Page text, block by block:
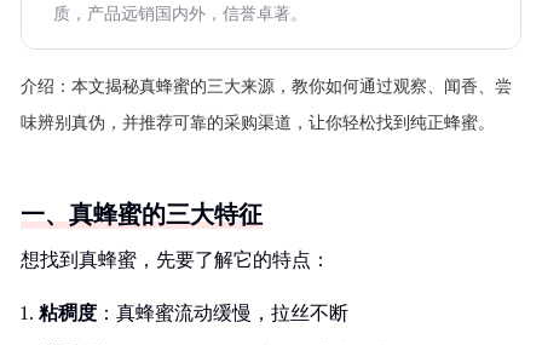
质，产品远销国内外，信誉卓著。
介绍： 本文揭秘真蜂蜜的三大来源，教你如何通过观察、闻香、尝
味辨别真伪，并推荐可靠的采购渠道，让你轻松找到纯正蜂蜜。
一、真蜂蜜的三大特征
想找到真蜂蜜，先要了解它的特点：
粘稠度 ：真蜂蜜流动缓慢，拉丝不断